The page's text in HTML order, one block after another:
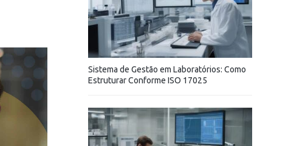
Sistema de Gestão em Laboratórios: Como
Estruturar Conforme ISO 17025